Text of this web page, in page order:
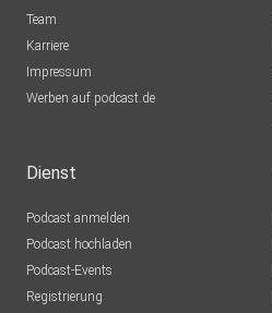
Team
Karriere
Impressum
Werben auf podcast.de
Dienst
Podcast anmelden
Podcast hochladen
Podcast-Events
Registrierung